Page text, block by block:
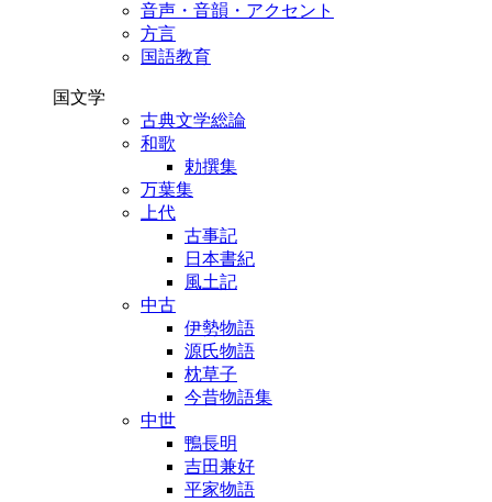
音声・音韻・アクセント
方言
国語教育
国文学
古典文学総論
和歌
勅撰集
万葉集
上代
古事記
日本書紀
風土記
中古
伊勢物語
源氏物語
枕草子
今昔物語集
中世
鴨長明
吉田兼好
平家物語